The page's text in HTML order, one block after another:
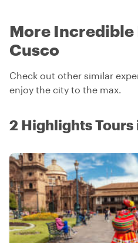
More Incredible
Cusco
Check out other similar
enjoy the city to the max.
2 Highlights Tours